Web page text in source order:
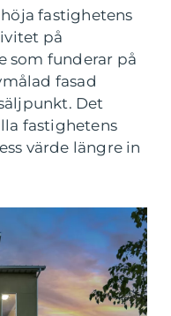
fastighetens
på
som funderar på
fasad
Det
fastighetens
värde längre in